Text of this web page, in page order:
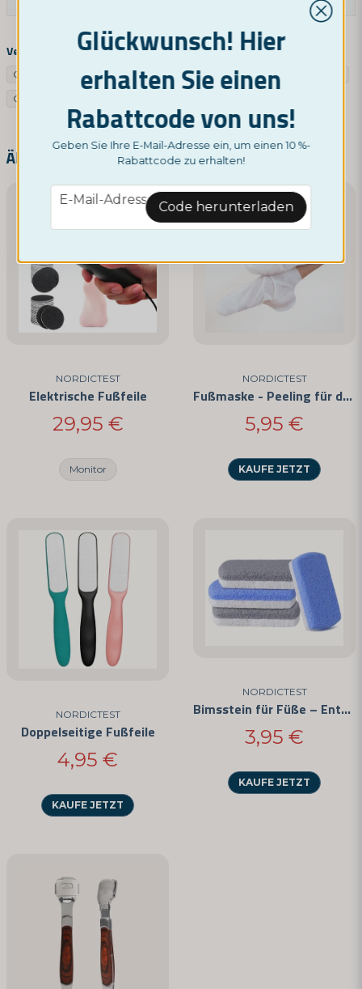
Ähnliche Produkte
NORDICTEST
Elektrische Fußfeile
29,95 €
Monitor
NORDICTEST
Fußmaske - Peeling für deine Füße
5,95 €
KAUFE JETZT
NORDICTEST
Doppelseitige Fußfeile
4,95 €
KAUFE JETZT
NORDICTEST
Bimsstein für Füße – Entfernung von Hornhaut und Schwielen
3,95 €
KAUFE JETZT
Fragen Sie uns etwas über dieses Produkt ...
E-Mail-Adresse
Ja, Sie können meine Frage veröffentlichen
Verwandte Kategorien
Google SV Google NO Fußgesundheit Sonstiges
Google DE
Glückwunsch! Hier
erhalten Sie einen
Rabattcode von uns!
Geben Sie Ihre E-Mail-Adresse ein, um einen 10 %-
Rabattcode zu erhalten!
email
E-Mail-Adresse Code herunterladen